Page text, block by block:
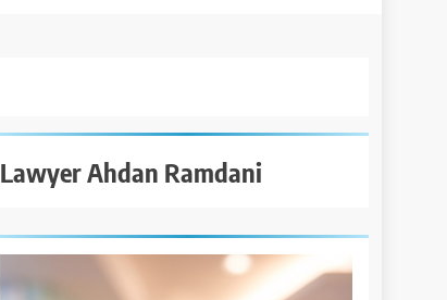
Lawyer Ahdan Ramdani